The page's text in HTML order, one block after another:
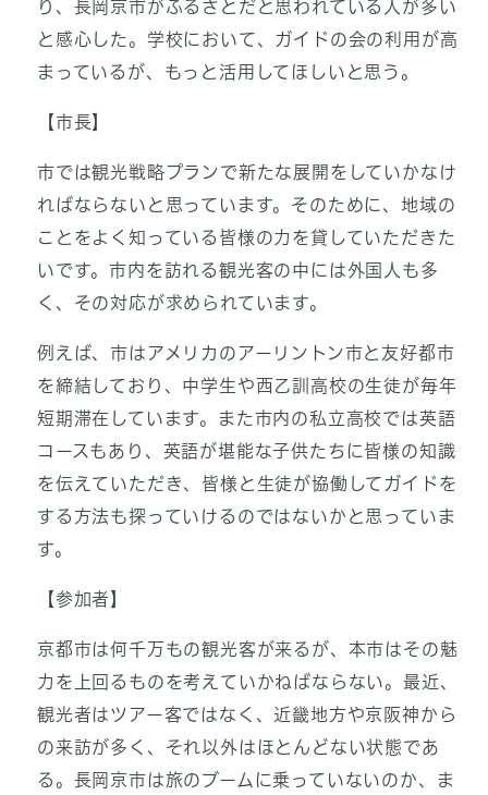
り、長岡京市がふるさとだと思われている人が多い
と感心した。学校において、ガイドの会の利用が高
まっているが、もっと活用してほしいと思う。
【市長】
市では観光戦略プランで新たな展開をしていかなけ
ればならないと思っています。そのために、地域の
ことをよく知っている皆様の力を貸していただきた
いです。市内を訪れる観光客の中には外国人も多
く、その対応が求められています。
例えば、市はアメリカのアーリントン市と友好都市
を締結しており、中学生や西乙訓高校の生徒が毎年
短期滞在しています。また市内の私立高校では英語
コースもあり、英語が堪能な子供たちに皆様の知識
を伝えていただき、皆様と生徒が協働してガイドを
する方法も探っていけるのではないかと思っていま
す。
【参加者】
京都市は何千万もの観光客が来るが、本市はその魅
力を上回るものを考えていかねばならない。最近、
観光者はツアー客ではなく、近畿地方や京阪神から
の来訪が多く、それ以外はほとんどない状態であ
る。長岡京市は旅のブームに乗っていないのか、ま